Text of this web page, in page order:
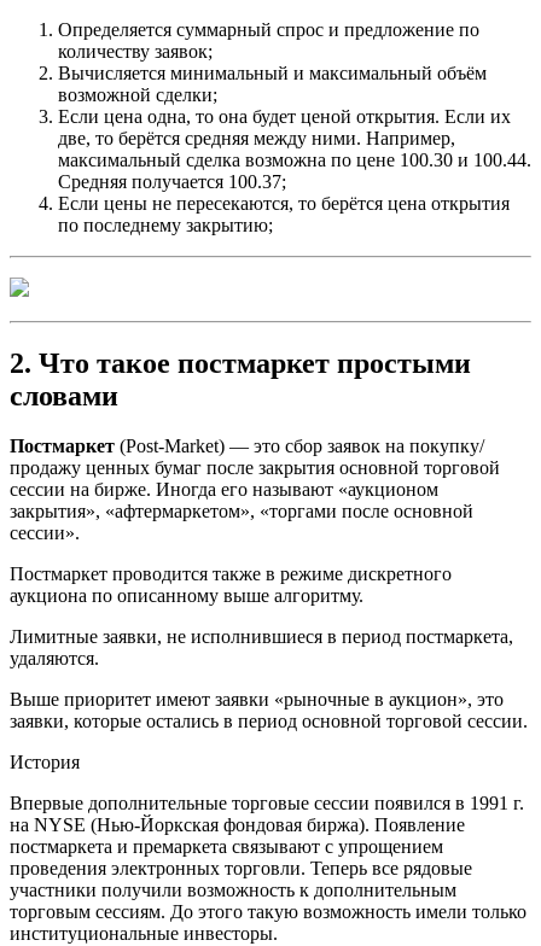
Определяется суммарный спрос и предложение по
количеству заявок;
Вычисляется минимальный и максимальный объём
возможной сделки;
Если цена одна, то она будет ценой открытия. Если их
две, то берётся средняя между ними. Например,
максимальный сделка возможна по цене 100.30 и 100.44.
Средняя получается 100.37;
Если цены не пересекаются, то берётся цена открытия
по последнему закрытию;
2. Что такое постмаркет простыми
словами
Постмаркет (Post-Market) — это сбор заявок на покупку/
продажу ценных бумаг после закрытия основной торговой
сессии на бирже. Иногда его называют «аукционом
закрытия», «афтермаркетом», «торгами после основной
сессии».
Постмаркет проводится также в режиме дискретного
аукциона по описанному выше алгоритму.
Лимитные заявки, не исполнившиеся в период постмаркета,
удаляются.
Выше приоритет имеют заявки «рыночные в аукцион», это
заявки, которые остались в период основной торговой сессии.
История
Впервые дополнительные торговые сессии появился в 1991 г.
на NYSE (Нью-Йоркская фондовая биржа). Появление
постмаркета и премаркета связывают с упрощением
проведения электронных торговли. Теперь все рядовые
участники получили возможность к дополнительным
торговым сессиям. До этого такую возможность имели только
институциональные инвесторы.